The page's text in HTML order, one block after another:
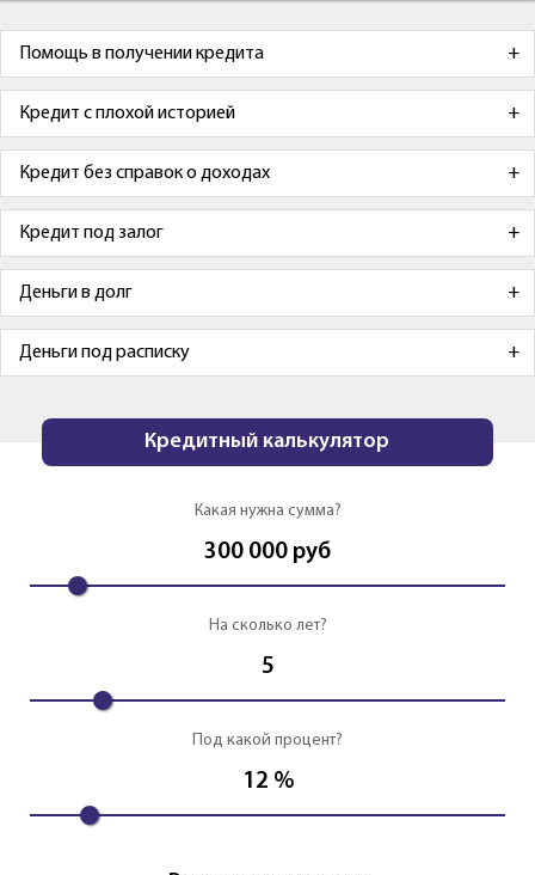
Помощь в получении кредита
Кредит с плохой историей
Кредит без справок о доходах
Кредит под залог
Деньги в долг
Деньги под расписку
Кредитный калькулятор
Какая нужна сумма?
300 000 руб
На сколько лет?
5
Под какой процент?
12 %